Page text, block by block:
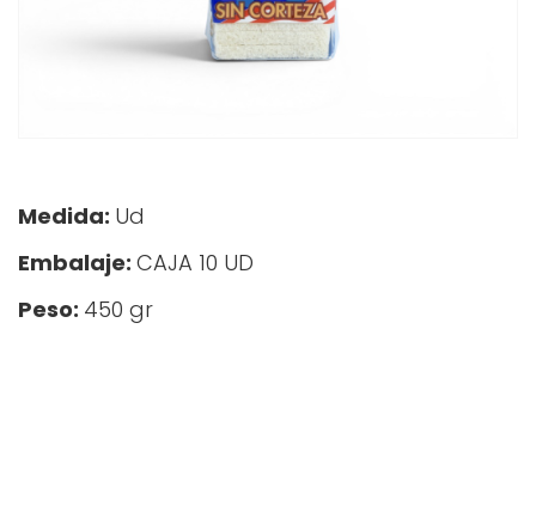
Medida: Ud
Embalaje: CAJA 10 UD
Peso: 450 gr